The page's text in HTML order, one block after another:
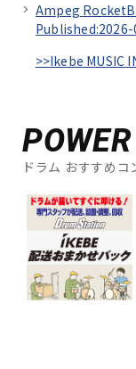
Ampeg
>>Ikebe MUSIC
ドラム おすすめコ